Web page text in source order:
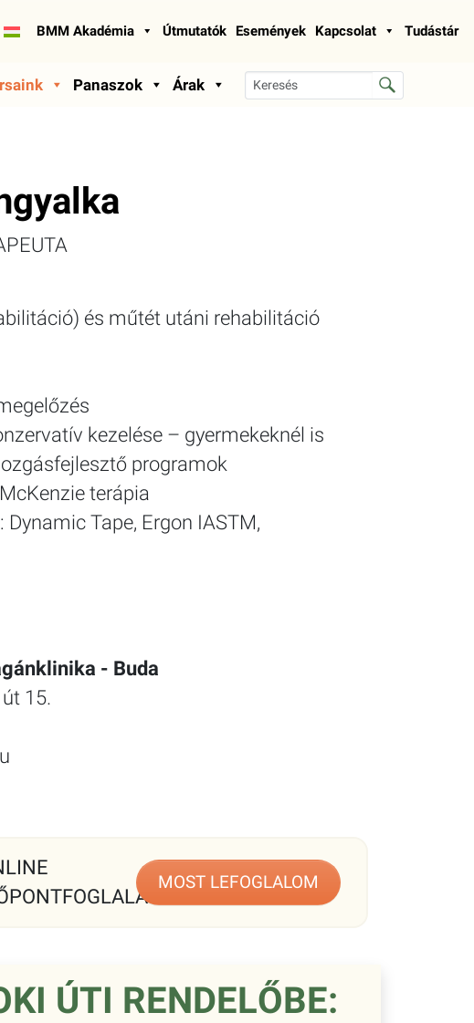
BMM Akadémia Útmutatók Események Kapcsolat Tudástár
Panaszok Árak
és műtét utáni rehabilitáció
kezelése – gyermekeknél is
programok
terápia
Tape, Ergon IASTM,
- Buda
15.
MOST LEFOGLALOM
ÚTI RENDELŐBE: